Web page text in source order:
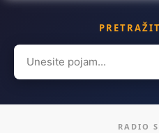
Search
for:
RADIO